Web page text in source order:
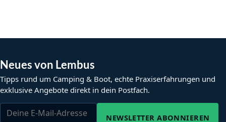
Neues von Lembus
Tipps rund um Camping & Boot, echte Praxiserfahrungen und
exklusive Angebote direkt in dein Postfach.
NEWSLETTER ABONNIEREN